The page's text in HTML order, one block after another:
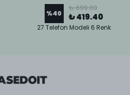
%40
₺ 699.00
₺ 419.40
27 Telefon Modeli 6 Renk